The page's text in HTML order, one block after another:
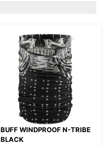
BUFF WINDPROOF N-TRIBE
BLACK